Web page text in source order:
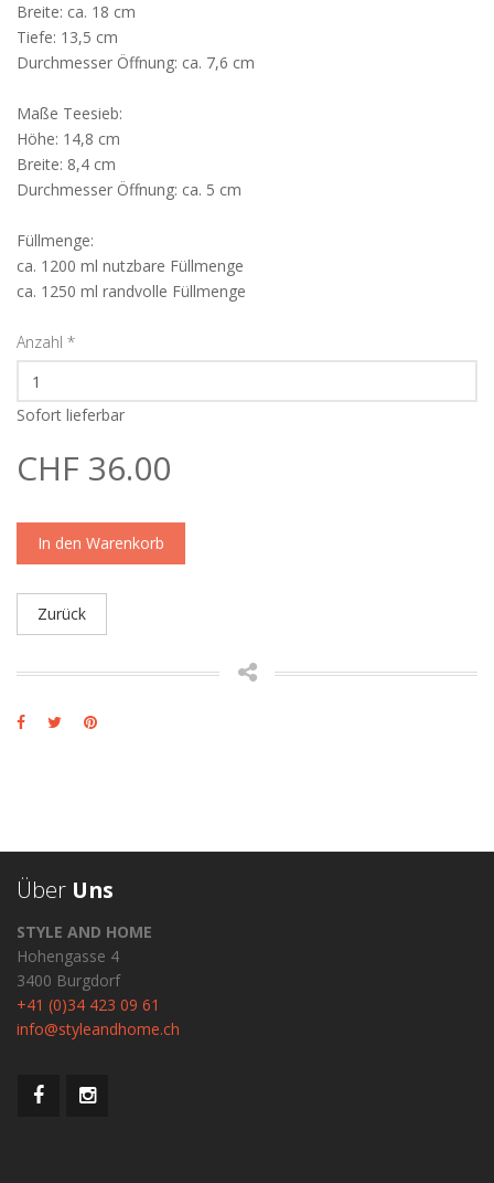
Breite: ca. 18 cm
Tiefe: 13,5 cm
Durchmesser Öffnung: ca. 7,6 cm
Maße Teesieb:
Höhe: 14,8 cm
Breite: 8,4 cm
Durchmesser Öffnung: ca. 5 cm
Füllmenge:
ca. 1200 ml nutzbare Füllmenge
ca. 1250 ml randvolle Füllmenge
Anzahl *
Sofort lieferbar
CHF 36.00
In den Warenkorb
Zurück
Über Uns
STYLE AND HOME
Hohengasse 4
3400 Burgdorf
+41 (0)34 423 09 61
info@styleandhome.ch